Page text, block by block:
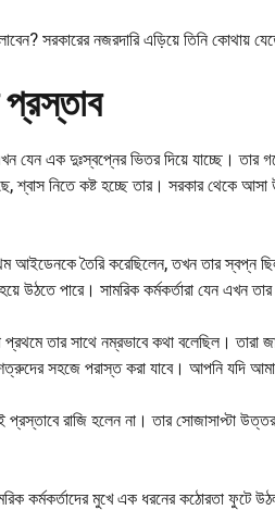
সরকারের নজরদারি এড়িয়ে তিনি
যেন এক দুঃস্বপ্নের ভিতর দিয়ে যাচ্ছে। তার
শ্বাস নিতে কষ্ট হচ্ছে তার। সরকার থেকে
আইডেনকে তৈরি করেছিলেন, তখন তার স্বপ্ন
উঠতে পারে। সামরিক কর্মকর্তারা যেন এখন
প্রথমে তার সাথে নম্রভাবে কথা বলেছিল।
সহজে পরাস্ত করা যাবে। আপনি যদি
প্রস্তাবে রাজি হলেন না। তার সোজাসাপ্টা
কর্মকর্তাদের মুখে এক ধরনের কঠোরতা ফুটে